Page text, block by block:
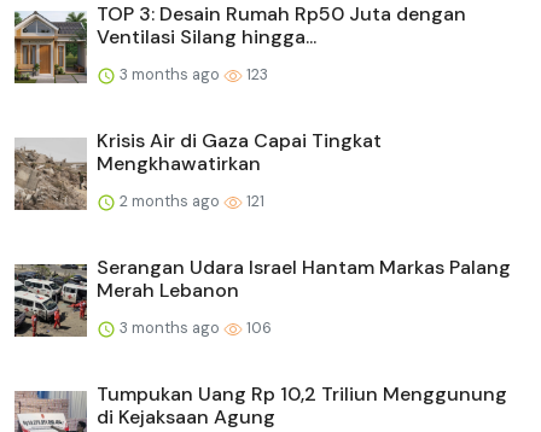
TOP 3: Desain Rumah Rp50 Juta dengan
Ventilasi Silang hingga...
3 months ago 123
Krisis Air di Gaza Capai Tingkat
Mengkhawatirkan
2 months ago 121
Serangan Udara Israel Hantam Markas Palang
Merah Lebanon
3 months ago 106
Tumpukan Uang Rp 10,2 Triliun Menggunung
di Kejaksaan Agung